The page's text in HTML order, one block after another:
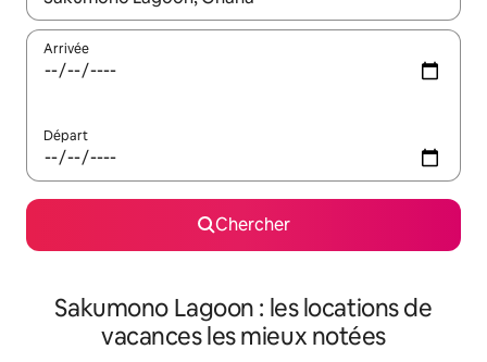
Arrivée
Départ
Chercher
Sakumono Lagoon : les locations de
vacances les mieux notées